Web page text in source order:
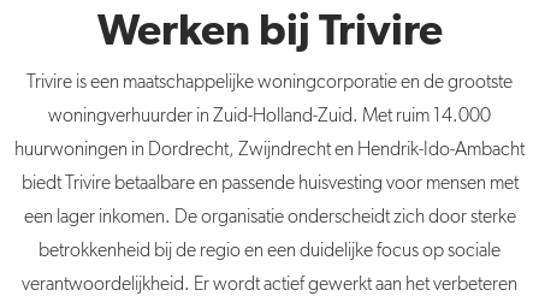
Werken bij Trivire
Trivire is een maatschappelijke woningcorporatie en de grootste
woningverhuurder in Zuid-Holland-Zuid. Met ruim 14.000
huurwoningen in Dordrecht, Zwijndrecht en Hendrik-Ido-Ambacht
biedt Trivire betaalbare en passende huisvesting voor mensen met
een lager inkomen. De organisatie onderscheidt zich door sterke
betrokkenheid bij de regio en een duidelijke focus op sociale
verantwoordelijkheid. Er wordt actief gewerkt aan het verbeteren